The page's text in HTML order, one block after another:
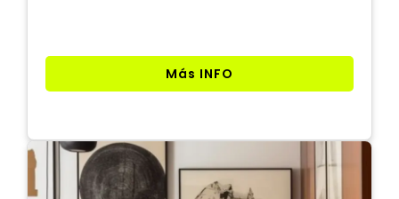
Más INFO